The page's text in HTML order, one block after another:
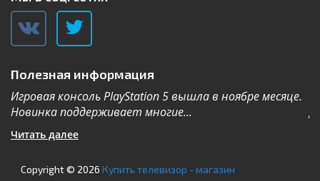
Полезная информация
Игровая консоль PlayStation 5 вышла в ноябре месяце.
Новинка поддерживает многие...
Читать далее
Copyright © 2026 Купить телевизор - магазин